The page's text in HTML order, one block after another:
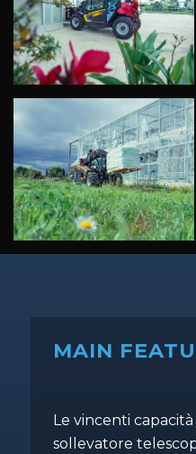
MAIN
Le vincenti
sollevatore